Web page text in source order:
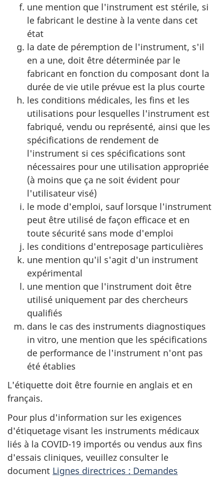
une mention que l'instrument est stérile, si
le fabricant le destine à la vente dans cet
état
la date de péremption de l'instrument, s'il
en a une, doit être déterminée par le
fabricant en fonction du composant dont la
durée de vie utile prévue est la plus courte
les conditions médicales, les fins et les
utilisations pour lesquelles l'instrument est
fabriqué, vendu ou représenté, ainsi que les
spécifications de rendement de
l'instrument si ces spécifications sont
nécessaires pour une utilisation appropriée
(à moins que ça ne soit évident pour
l'utilisateur visé)
le mode d'emploi, sauf lorsque l'instrument
peut être utilisé de façon efficace et en
toute sécurité sans mode d'emploi
les conditions d'entreposage particulières
une mention qu'il s'agit d'un instrument
expérimental
une mention que l'instrument doit être
utilisé uniquement par des chercheurs
qualifiés
dans le cas des instruments diagnostiques
in vitro, une mention que les spécifications
de performance de l'instrument n'ont pas
été établies
L'étiquette doit être fournie en anglais et en
français.
Pour plus d'information sur les exigences
d'étiquetage visant les instruments médicaux
liés à la COVID-19 importés ou vendus aux fins
d'essais cliniques, veuillez consulter le
document Lignes directrices : Demandes